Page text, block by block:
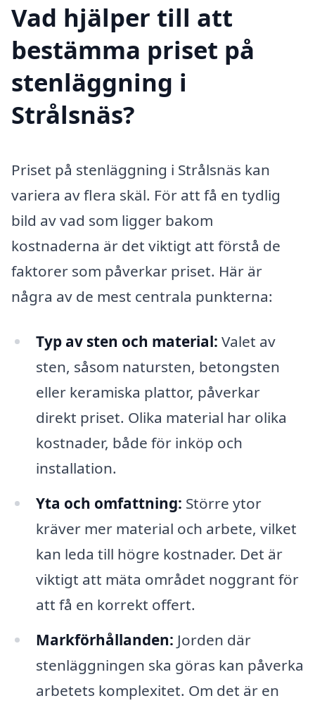
Vad hjälper till att
bestämma priset på
stenläggning i
Strålsnäs?
Priset på stenläggning i Strålsnäs kan
variera av flera skäl. För att få en tydlig
bild av vad som ligger bakom
kostnaderna är det viktigt att förstå de
faktorer som påverkar priset. Här är
några av de mest centrala punkterna:
Typ av sten och material: Valet av
sten, såsom natursten, betongsten
eller keramiska plattor, påverkar
direkt priset. Olika material har olika
kostnader, både för inköp och
installation.
Yta och omfattning: Större ytor
kräver mer material och arbete, vilket
kan leda till högre kostnader. Det är
viktigt att mäta området noggrant för
att få en korrekt offert.
Markförhållanden: Jorden där
stenläggningen ska göras kan påverka
arbetets komplexitet. Om det är en